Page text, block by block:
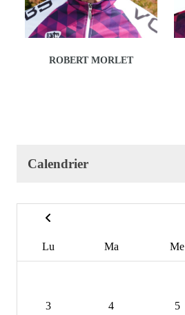
ROBERT MORLET
Calendrier
Lu Ma Me
3 4 5